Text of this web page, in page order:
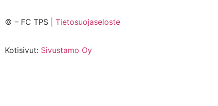
© – FC TPS | Tietosuojaseloste
Kotisivut: Sivustamo Oy